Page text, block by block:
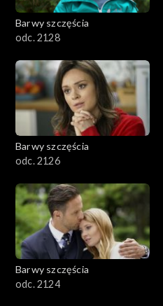
Barwy szczęścia
odc. 2128
Barwy szczęścia
odc. 2126
Barwy szczęścia
odc. 2124